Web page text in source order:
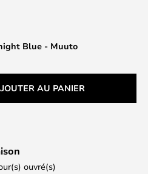
Blue - Muuto
AU PANIER
ouvré(s)